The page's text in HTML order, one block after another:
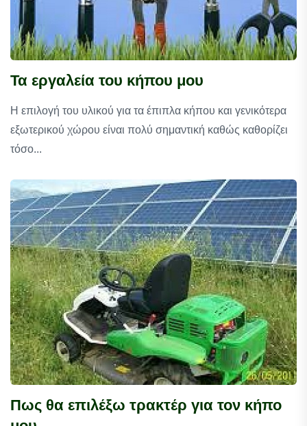
Τα εργαλεία του κήπου μου
Η επιλογή του υλικού για τα έπιπλα κήπου και γενικότερα
εξωτερικού χώρου είναι πολύ σημαντική καθώς καθορίζει
τόσο...
Πως θα επιλέξω τρακτέρ για τον κήπο